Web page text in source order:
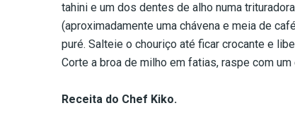
tahini e um dos dentes de alho numa
(aproximadamente uma chávena e meia de
puré. Salteie o chouriço até ficar crocante e
Corte a broa de milho em fatias, raspe com
Receita do Chef Kiko.